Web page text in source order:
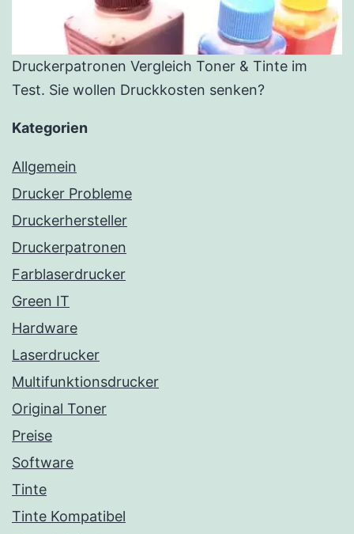
Druckerpatronen Vergleich Toner & Tinte im
Test. Sie wollen Druckkosten senken?
Kategorien
Allgemein
Drucker Probleme
Druckerhersteller
Druckerpatronen
Farblaserdrucker
Green IT
Hardware
Laserdrucker
Multifunktionsdrucker
Original Toner
Preise
Software
Tinte
Tinte Kompatibel